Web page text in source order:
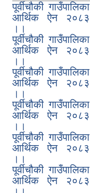
पूर्वीचौकी गाउँपालिका
आर्थिक ऐन २०८३
।।
पूर्वीचौकी गाउँपालिका
आर्थिक ऐन २०८३
।।
पूर्वीचौकी गाउँपालिका
आर्थिक ऐन २०८३
।।
पूर्वीचौकी गाउँपालिका
आर्थिक ऐन २०८३
।।
पूर्वीचौकी गाउँपालिका
आर्थिक ऐन २०८३
।।
पूर्वीचौकी गाउँपालिका
आर्थिक ऐन २०८३